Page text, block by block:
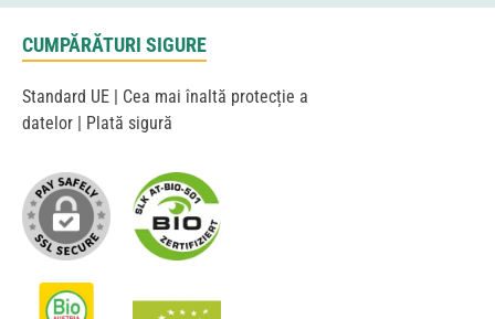
CUMPĂRĂTURI SIGURE
Standard UE | Cea mai înaltă protecție a
datelor | Plată sigură